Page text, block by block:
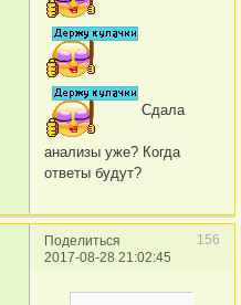
Сдала
анализы уже? Когда
ответы будут?
Поделиться
156
2017-08-28 21:02:45